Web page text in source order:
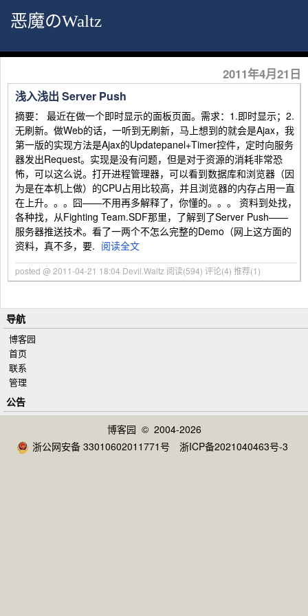
恶魔のWaltz
2011年4月21日
浅入浅出 Server Push
摘要： 最近在做一个即时显示的面板页面。需求：1.即时显示；2.
无刷新。做Web的话，一听到无刷新，马上想到的就会是Ajax，我
第一版的实现方法是Ajax的Updatepanel+Timer控件，定时向服务
器发出Request。实现是没有问题，但是对于资源的消耗非常恐
怖，可以这么说。打开进程管理器，可以看到数据库和浏览器（因
为是在本机上做）的CPU占用比较高，并且浏览器的内存占用一直
在上升。。。囧——不用再多解释了，你懂的。。。 资料到处找，
各种找，从Fighting Team.SDF那里，了解到了Server Push——
服务器推送技术。看了一两个不怎么完整的Demo（网上这方面的
资料，真不多，要. 阅读全文
posted @ 2011-04-21 18:04 Devil.Waltz 阅读(594) 评论(4) 推荐(1)
导航
博客园
首页
联系
管理
公告
博客园 © 2004-2026
浙公网安备 33010602011771号
浙ICP备2021040463号-3